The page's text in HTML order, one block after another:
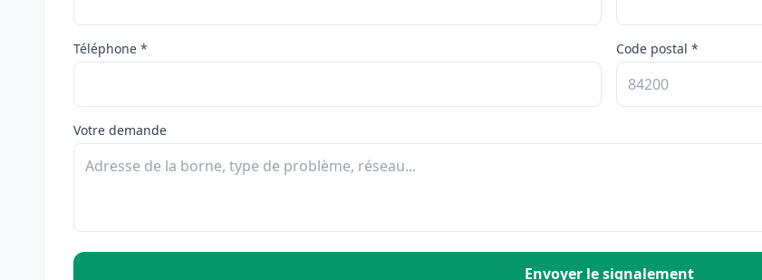
Téléphone * Code postal *
Votre demande
Envoyer le signalement